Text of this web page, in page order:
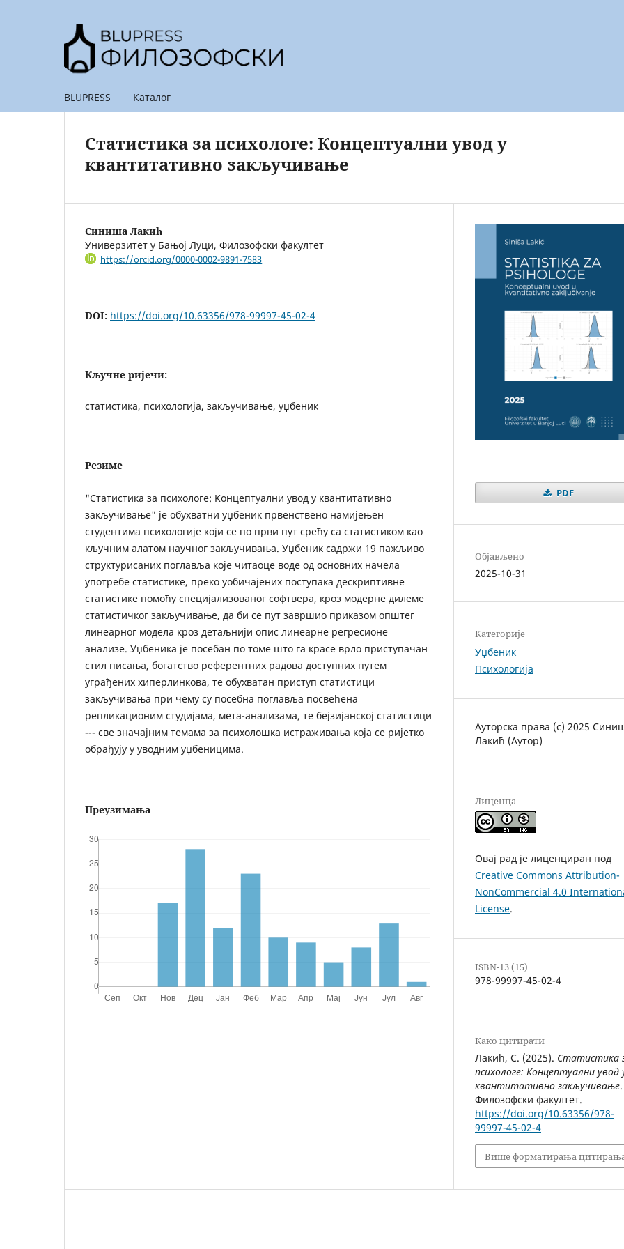
BLUPRESS Каталог
Статистика за психологе: Концептуални увод у
квантитативно закључивање
Синиша Лакић
Универзитет у Бањој Луци, Филозофски факултет
https://orcid.org/0000-0002-9891-7583
DOI: https://doi.org/10.63356/978-99997-45-02-4
Кључне ријечи:
статистика, психологија, закључивање, уџбеник
Резиме
"Статистика за психологе: Kонцептуални увод у квантитативно
закључивање" је обухватни уџбеник првенствено намијењен
студентима психологије који се по први пут срећу са статистиком као
кључним алатом научног закључивања. Уџбеник садржи 19 пажљиво
структурисаних поглавља које читаоце воде од основних начела
употребе статистике, преко уобичајених поступака дескриптивне
статистике помоћу специјализованог софтвера, кроз модерне дилеме
статистичког закључивање, да би се пут завршио приказом општег
линеарног модела кроз детаљнији опис линеарне регресионе
анализе. Уџбеника је посебан по томе што га красе врло приступачан
стил писања, богатство референтних радова доступних путем
уграђених хиперлинкова, те обухватан приступ статистици
закључивања при чему су посебна поглавља посвећена
репликационим студијама, мета-анализама, те бејзијанској статистици
--- све значајним темама за психолошка истраживања која се ријетко
обрађују у уводним уџбеницима.
Преузимања
PDF
Објављено
2025-10-31
Категорије
Уџбеник
Психологија
Ауторска права (c) 2025
Лакић (Аутор)
Лиценца
Овај рад је лиценциран под
Creative Commons Attribution-
NonCommercial 4.0
License.
ISBN-13 (15)
978-99997-45-02-4
Како цитирати
Лакић, С. (2025). Статистика
психологе: Концептуални увод
квантитативно закључивање.
Филозофски факултет.
https://doi.org/10.63356/978-
99997-45-02-4
Више форматирања